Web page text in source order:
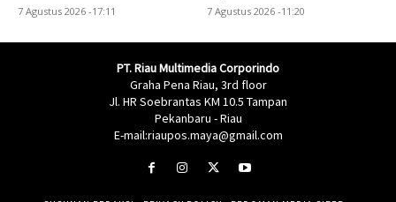
7 Agustus 2026 -17:11 7 Agustus 2026 -11:20
PT. Riau Multimedia Corporindo
Graha Pena Riau, 3rd floor
Jl. HR Soebrantas KM 10.5 Tampan
Pekanbaru - Riau
E-mail:riaupos.maya@gmail.com